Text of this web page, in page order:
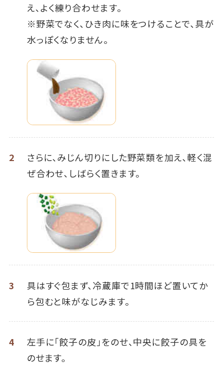
え、よく練り合わせます。
※野菜でなく、ひき肉に味をつけることで、具が
水っぽくなりません。
2
さらに、みじん切りにした野菜類を加え、軽く混
ぜ合わせ、しばらく置きます。
3
具はすぐ包まず、冷蔵庫で1時間ほど置いてか
ら包むと味がなじみます。
4
左手に「餃子の皮」をのせ、中央に餃子の具を
のせます。